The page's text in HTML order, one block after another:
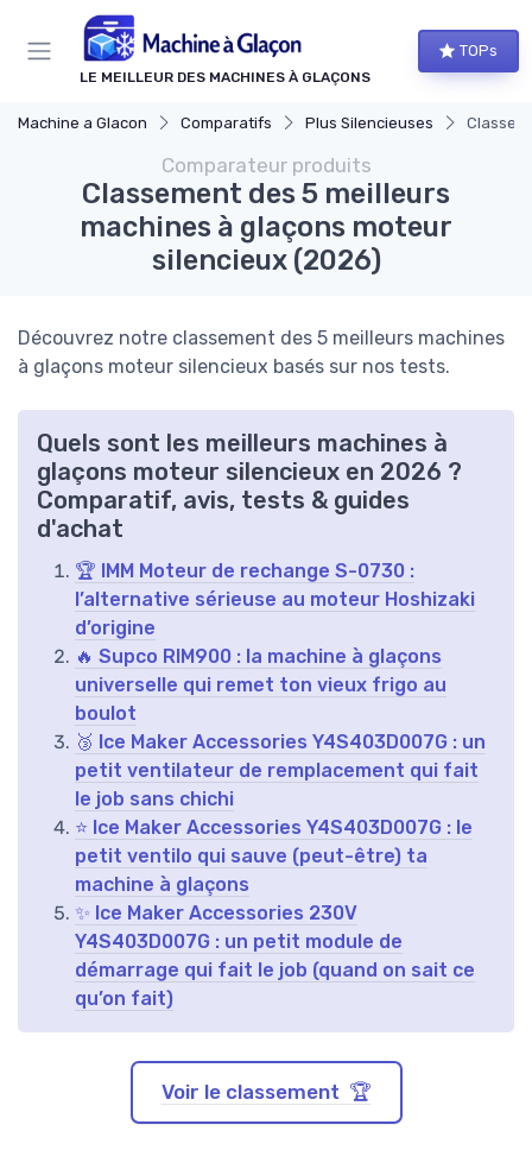
LE MEILLEUR DES MACHINES À GLAÇONS
TOPs
Machine a Glacon Comparatifs Plus Silencieuses
Comparateur produits
Classement des 5 meilleurs
machines à glaçons moteur
silencieux (2026)
Découvrez notre classement des 5 meilleurs machines
à glaçons moteur silencieux basés sur nos tests.
Quels sont les meilleurs machines à
glaçons moteur silencieux en 2026 ?
Comparatif, avis, tests & guides
d'achat
🏆 IMM Moteur de rechange S-0730 :
l’alternative sérieuse au moteur Hoshizaki
d’origine
🔥 Supco RIM900 : la machine à glaçons
universelle qui remet ton vieux frigo au
boulot
🥉 Ice Maker Accessories Y4S403D007G : un
petit ventilateur de remplacement qui fait
le job sans chichi
⭐ Ice Maker Accessories Y4S403D007G : le
petit ventilo qui sauve (peut-être) ta
machine à glaçons
✨ Ice Maker Accessories 230V
Y4S403D007G : un petit module de
démarrage qui fait le job (quand on sait ce
qu’on fait)
Voir le classement 🏆
Panneau de gestion des cookies